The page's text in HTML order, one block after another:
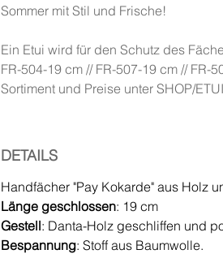
Sommer mit Stil und Frische!
Ein Etui wird für den Schutz des
FR-504-19 cm // FR-507-19 cm // FR-
Sortiment und Preise unter SHOP/
DETAILS
Handfächer "Pay Kokarde" aus Holz
Länge geschlossen: 19 cm
Gestell: Danta-Holz geschliffen und
Bespannung: Stoff aus Baumwolle.